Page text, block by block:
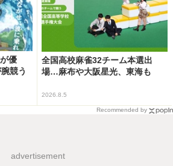
優
競う
全国高校麻雀32チーム本選出
場…麻布や大阪星光、東海も
2026.8.5
Recommended by
advertisement